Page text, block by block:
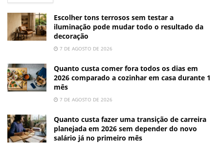
Escolher tons terrosos sem testar a
iluminação pode mudar todo o resultado da
decoração
7 DE AGOSTO DE 2026
Quanto custa comer fora todos os dias em
2026 comparado a cozinhar em casa durante 1
mês
7 DE AGOSTO DE 2026
Quanto custa fazer uma transição de carreira
planejada em 2026 sem depender do novo
salário já no primeiro mês